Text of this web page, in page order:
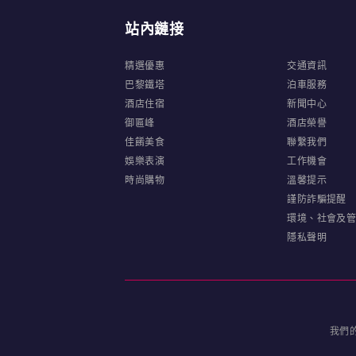
站內鏈接
精選優惠
巴黎鐵塔
酒店住宿
御匾峰
佳餚美食
娛樂表演
時尚購物
交通資訊
泊車服務
新聞中心
酒店榮譽
聯繫我們
工作機會
溫馨提示
謹防詐騙提醒
環境、社會及
隱私聲明
我們